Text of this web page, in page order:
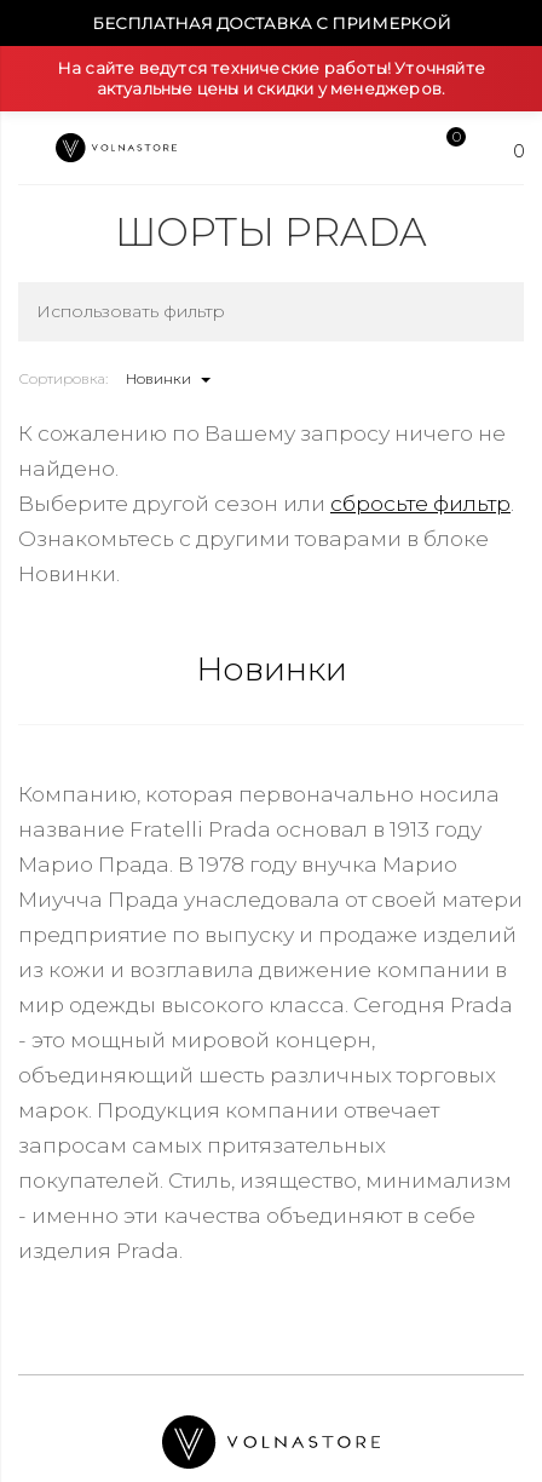
БЕСПЛАТНАЯ ДОСТАВКА С ПРИМЕРКОЙ
На сайте ведутся технические работы! Уточняйте
актуальные цены и скидки у менеджеров.
0
0
ШОРТЫ PRADA
Использовать фильтр
Сортировка: Новинки
К сожалению по Вашему запросу ничего не
найдено.
Выберите другой сезон или сбросьте фильтр
Ознакомьтесь с другими товарами в блоке
Новинки.
Новинки
Компанию, которая первоначально носила
название Fratelli Prada основал в 1913 году
Марио Прада. В 1978 году внучка Марио
Миучча Прада унаследовала от своей матери
предприятие по выпуску и продаже изделий
из кожи и возглавила движение компании в
мир одежды высокого класса. Сегодня Prada
- это мощный мировой концерн,
объединяющий шесть различных торговых
марок. Продукция компании отвечает
запросам самых притязательных
покупателей. Стиль, изящество, минимализм
- именно эти качества объединяют в себе
изделия Prada.